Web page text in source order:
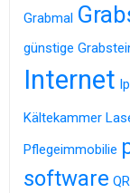
Grabmal
günstige
Internet
Kältekammer
Pflegeimmobilie
software